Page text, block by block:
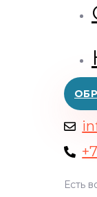
Есть